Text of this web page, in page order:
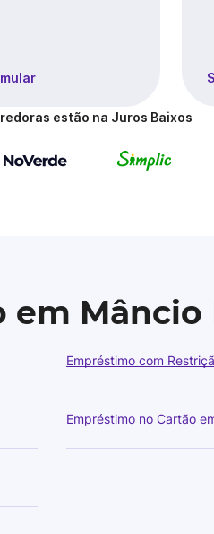
estão na Juros Baixos
Mâncio
Empréstimo com
Empréstimo no Cartão